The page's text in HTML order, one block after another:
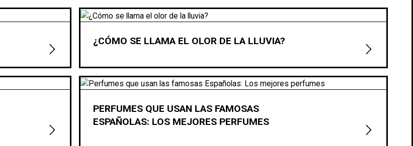
¿CÓMO SE LLAMA EL OLOR DE LA LLUVIA?
PERFUMES QUE USAN LAS FAMOSAS
ESPAÑOLAS: LOS MEJORES PERFUMES